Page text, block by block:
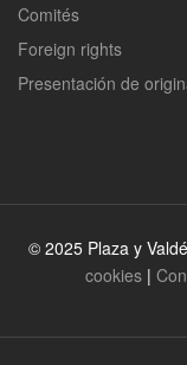
Comités
Foreign rights
Presentación de
© 2025 Plaza y
cookies |